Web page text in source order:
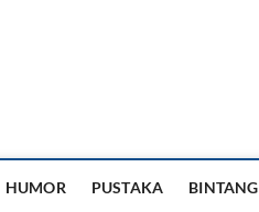
HUMOR PUSTAKA BINTANG